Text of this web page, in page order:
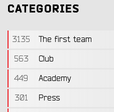
CATEGORIES
3135
The first team
563
Club
449
Academy
301
Press